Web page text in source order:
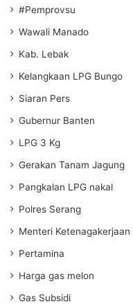
#Pemprovsu
Wawali Manado
Kab. Lebak
Kelangkaan LPG Bungo
Siaran Pers
Gubernur Banten
LPG 3 Kg
Gerakan Tanam Jagung
Pangkalan LPG nakal
Polres Serang
Menteri Ketenagakerjaan
Pertamina
Harga gas melon
Gas Subsidi